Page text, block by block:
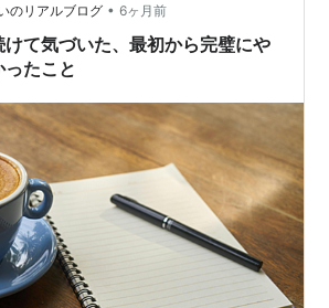
のリアルブログ • 6ヶ月前
て気づいた、最初から完璧にや
たこと